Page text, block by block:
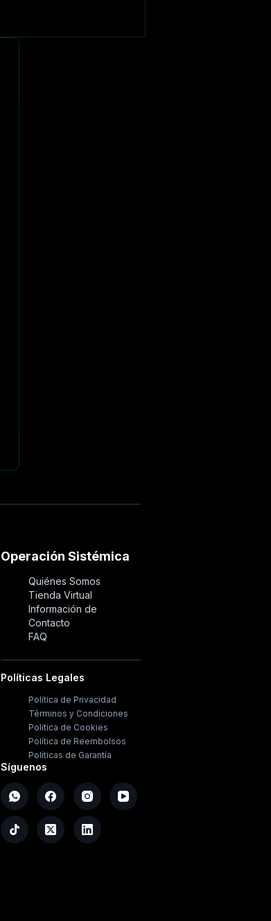
Operación Sistémica
Quiénes Somos
Tienda Virtual
Información de
Contacto
FAQ
Políticas Legales
Política de Privacidad
Términos y Condiciones
Política de Cookies
Política de Reembolsos
Políticas de Garantía
Síguenos